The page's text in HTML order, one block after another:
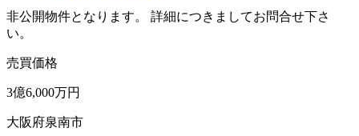
非公開物件となります。 詳細につきましてお問合せ下さ
い。
売買価格
3億6,000万円
大阪府泉南市